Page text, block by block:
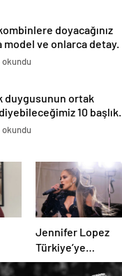
doyacağınız
model ve onlarca detay.
okundu
duygusunun ortak
10 başlık.
okundu
Jennifer Lopez
Türkiye’ye
gelmeden konser